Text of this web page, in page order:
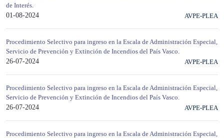
de Interés.
01-08-2024
AVPE-PLEA
Procedimiento Selectivo para ingreso en la Escala de Administración Especial,
Servicio de Prevención y Extinción de Incendios del País Vasco.
26-07-2024
AVPE-PLEA
Procedimiento Selectivo para ingreso en la Escala de Administración Especial,
Servicio de Prevención y Extinción de Incendios del País Vasco.
26-07-2024
AVPE-PLEA
Procedimiento Selectivo para ingreso en la Escala de Administración Especial,